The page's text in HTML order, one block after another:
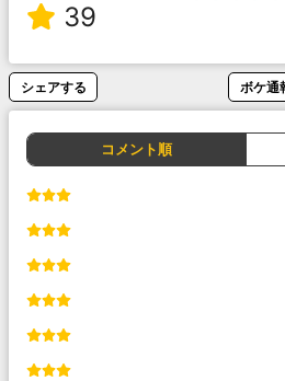
39
シェアする ボケ通
コメント順